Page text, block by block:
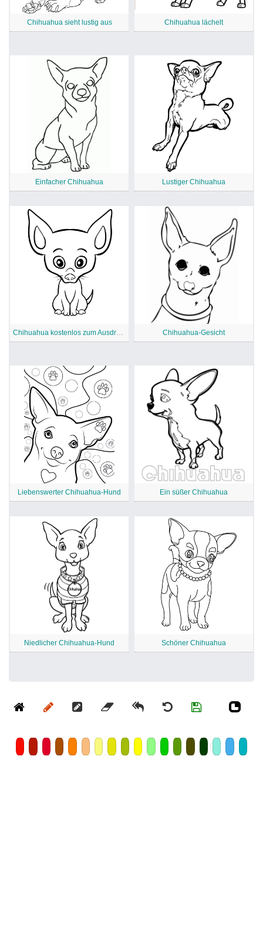
Chihuahua sieht lustig aus Chihuahua lächelt
Einfacher Chihuahua Lustiger Chihuahua
Chihuahua kostenlos zum Ausdrucken Chihuahua-Gesicht
Liebenswerter Chihuahua-Hund Ein süßer Chihuahua
Niedlicher Chihuahua-Hund Schöner Chihuahua